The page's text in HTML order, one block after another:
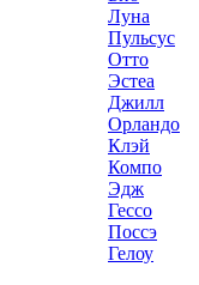
Луна
Пульсус
Отто
Эстеа
Джилл
Орландо
Клэй
Компо
Эдж
Гессо
Поссэ
Гелоу